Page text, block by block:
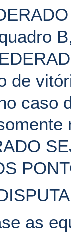
de
caso
as